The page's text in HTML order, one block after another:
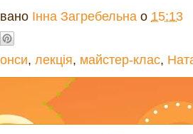
Інна Загребельна о 15:13
, лекція, майстер-клас,